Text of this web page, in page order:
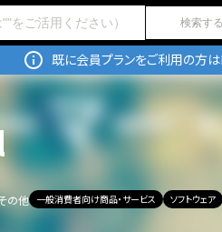
検索する
既に会員プランをご利用の方は
の他 一般消費者向け商品・サービス ソフトウェア